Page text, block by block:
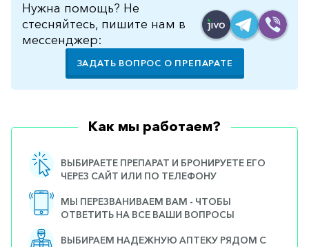
Нужна помощь? Не
стесняйтесь, пишите нам в
мессенджер:
ЗАДАТЬ ВОПРОС О ПРЕПАРАТЕ
Как мы работаем?
ВЫБИРАЕТЕ ПРЕПАРАТ И БРОНИРУЕТЕ ЕГО
ЧЕРЕЗ САЙТ ИЛИ ПО ТЕЛЕФОНУ
МЫ ПЕРЕЗВАНИВАЕМ ВАМ - ЧТОБЫ
ОТВЕТИТЬ НА ВСЕ ВАШИ ВОПРОСЫ
ВЫБИРАЕМ НАДЕЖНУЮ АПТЕКУ РЯДОМ С